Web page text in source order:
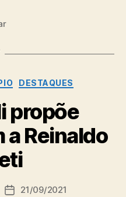
DESTAQUES
propõe
Reinaldo
Data21/09/2021